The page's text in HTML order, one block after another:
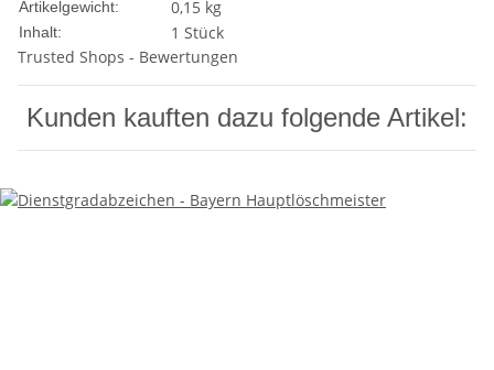
Artikelgewicht: 0,15 kg
Inhalt:
1 Stück
Trusted Shops - Bewertungen
Kunden kauften dazu folgende Artikel: